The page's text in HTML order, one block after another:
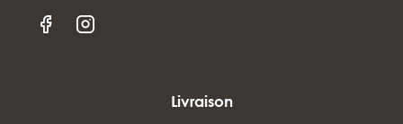
Livraison